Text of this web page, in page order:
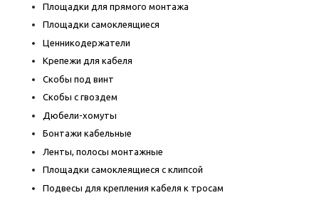
Площадки для прямого монтажа
Площадки самоклеящиеся
Ценникодержатели
Крепежи для кабеля
Скобы под винт
Скобы с гвоздем
Дюбели-хомуты
Бонтажи кабельные
Ленты, полосы монтажные
Площадки самоклеящиеся с клипсой
Подвесы для крепления кабеля к тросам